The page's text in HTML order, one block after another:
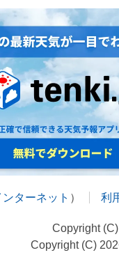
ターネット ） 利
Copyright
Copyright (C)